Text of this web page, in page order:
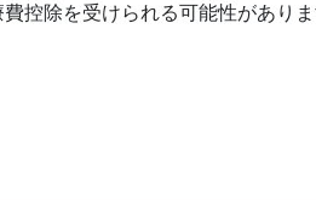
控除を受けられる可能性がありま